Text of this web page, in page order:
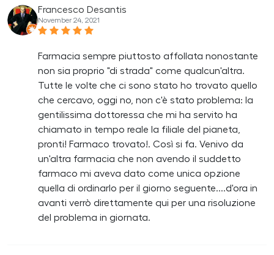
Francesco Desantis
November 24, 2021
Farmacia sempre piuttosto affollata nonostante
non sia proprio "di strada" come qualcun'altra.
Tutte le volte che ci sono stato ho trovato quello
che cercavo, oggi no, non c'è stato problema: la
gentilissima dottoressa che mi ha servito ha
chiamato in tempo reale la filiale del pianeta,
pronti! Farmaco trovato!. Così si fa. Venivo da
un'altra farmacia che non avendo il suddetto
farmaco mi aveva dato come unica opzione
quella di ordinarlo per il giorno seguente....d'ora in
avanti verrò direttamente qui per una risoluzione
del problema in giornata.